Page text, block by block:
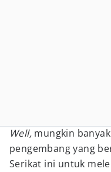
Well, mungkin
pengembang yang
Serikat ini untuk